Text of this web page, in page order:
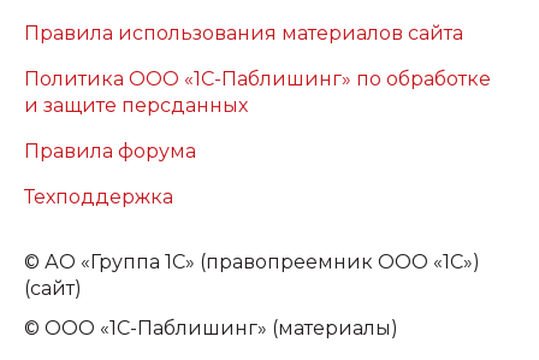
Правила использования материалов сайта
Политика ООО «1С-Паблишинг» по обработке
и защите персданных
Правила форума
Техподдержка
© АО «Группа 1С» (правопреемник ООО «1С»)
(сайт)
© ООО «1С-Паблишинг» (материалы)